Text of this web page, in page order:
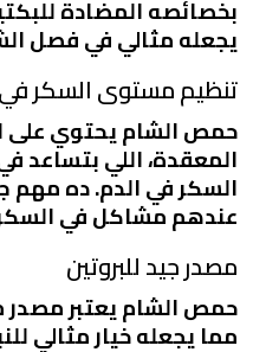
بخصائصه المضادة
يجعله مثالي في فصل
تنظيم مستوى السكر
حمص الشام يحتوي على
المعقدة، اللي
السكر في الدم. ده مهم
عندهم مشاكل في
مصدر جيد للبروتين
حمص الشام يعتبر مصدر
مما يجعله خيار مثالي